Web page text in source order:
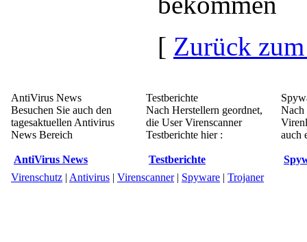
[ Zurück
AntiVirus News
Besuchen Sie auch den
tagesaktuellen Antivirus
News Bereich
AntiVirus News
Testberichte
Nach Herstellern geordnet,
die User Virenscanner
Testberichte hier :
Testberichte
Nach
auch
Virenschutz | Antivirus | Virenscanner| Spyware | Trojaner